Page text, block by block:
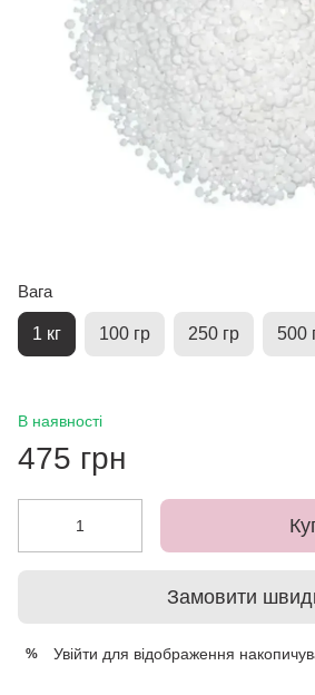
Вага
1 кг 100 гр 250 гр 500
В наявності
475 грн
Замовити
% Увійти для відображення